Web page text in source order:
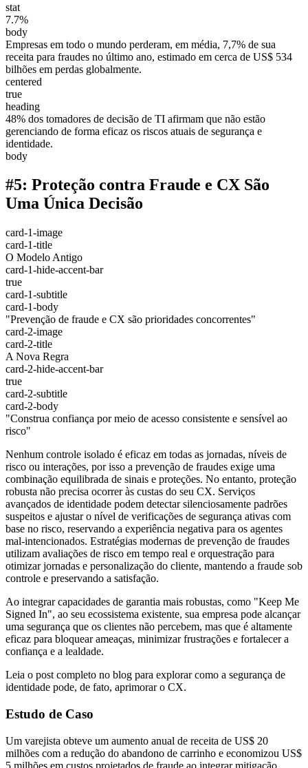
stat
7.7%
body
Empresas em todo o mundo perderam, em média, 7,7% de sua
receita para fraudes no último ano, estimado em cerca de US$ 534
bilhões em perdas globalmente.
centered
true
heading
48% dos tomadores de decisão de TI afirmam que não estão
gerenciando de forma eficaz os riscos atuais de segurança e
identidade.
body
#5: Proteção contra Fraude e CX São
Uma Única Decisão
card-1-image
card-1-title
O Modelo Antigo
card-1-hide-accent-bar
true
card-1-subtitle
card-1-body
"Prevenção de fraude e CX são prioridades concorrentes"
card-2-image
card-2-title
A Nova Regra
card-2-hide-accent-bar
true
card-2-subtitle
card-2-body
"Construa confiança por meio de acesso consistente e sensível ao
risco"
Nenhum controle isolado é eficaz em todas as jornadas, níveis de
risco ou interações, por isso a prevenção de fraudes exige uma
combinação equilibrada de sinais e proteções. No entanto, proteção
robusta não precisa ocorrer às custas do seu CX. Serviços
avançados de identidade podem detectar silenciosamente padrões
suspeitos e ajustar o nível de verificações de segurança ativas com
base no risco, reservando a experiência negativa para os agentes
mal-intencionados. Estratégias modernas de prevenção de fraudes
utilizam avaliações de risco em tempo real e orquestração para
otimizar jornadas e personalização do cliente, mantendo a fraude sob
controle e preservando a satisfação.
Ao integrar capacidades de garantia mais robustas, como "Keep Me
Signed In", ao seu ecossistema existente, sua empresa pode alcançar
uma segurança que os clientes não percebem, mas que é altamente
eficaz para bloquear ameaças, minimizar frustrações e fortalecer a
confiança e a lealdade.
Leia o post completo no blog para explorar como a segurança de
identidade pode, de fato, aprimorar o CX.
Estudo de Caso
Um varejista obteve um aumento anual de receita de US$ 20
milhões com a redução do abandono de carrinho e economizou US$
5 milhões em custos projetados de fraude ao integrar mitigação